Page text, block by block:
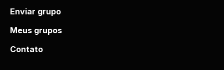
Enviar grupo
Meus grupos
Contato